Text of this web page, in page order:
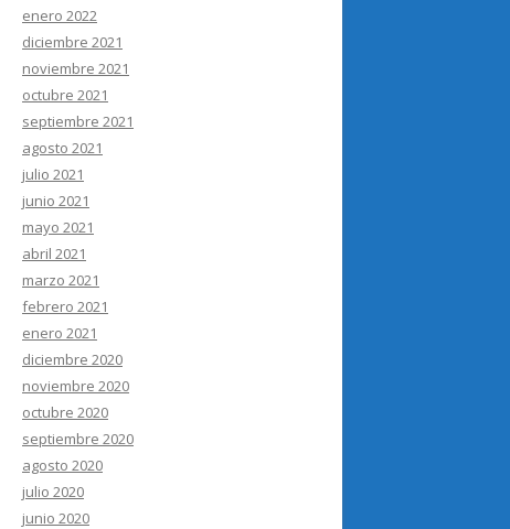
enero 2022
diciembre 2021
noviembre 2021
octubre 2021
septiembre 2021
agosto 2021
julio 2021
junio 2021
mayo 2021
abril 2021
marzo 2021
febrero 2021
enero 2021
diciembre 2020
noviembre 2020
octubre 2020
septiembre 2020
agosto 2020
julio 2020
junio 2020